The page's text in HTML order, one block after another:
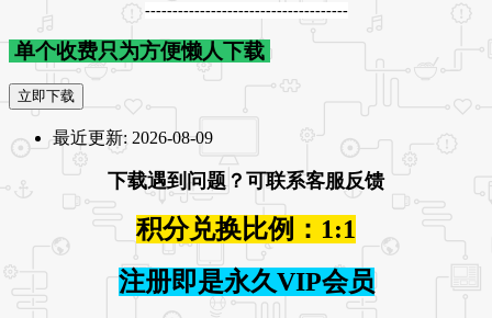
-------------------------------------
单个收费只为方便懒人下载
立即下载
最近更新: 2026-08-09
下载遇到问题？可联系客服反馈
积分兑换比例：1:1
注册即是永久VIP会员